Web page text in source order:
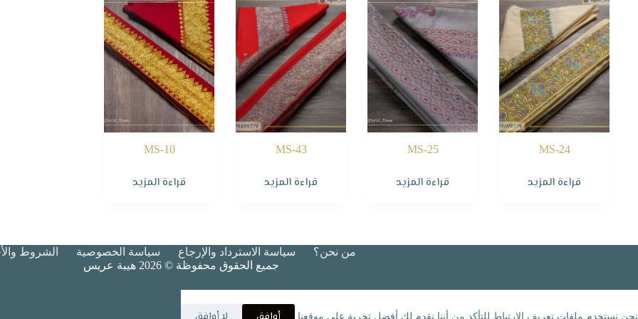
نحن نستخدم ملفات تعريف الارتباط للتأكد من أننا نقدم لك أفضل تجربة على موقعنا.
MS-24
قراءة المزيد
MS-25
قراءة المزيد
MS-43
قراءة المزيد
MS-10
قراءة المزيد
من نحن؟ سياسة الاسترداد والإرجاع سياسة الخصوصية
الشروط
جميع الحقوق محفوظة © 2026 هيبة عريس